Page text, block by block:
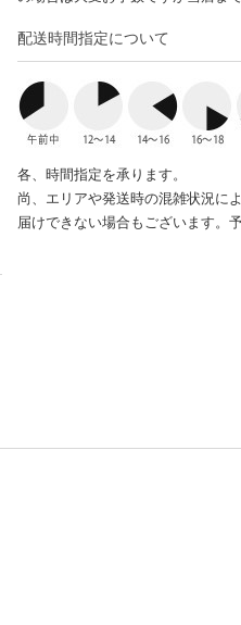
配送時間指定について
各、時間指定を承ります。
尚、エリアや発送時の混雑状況に
届けできない場合もございます。